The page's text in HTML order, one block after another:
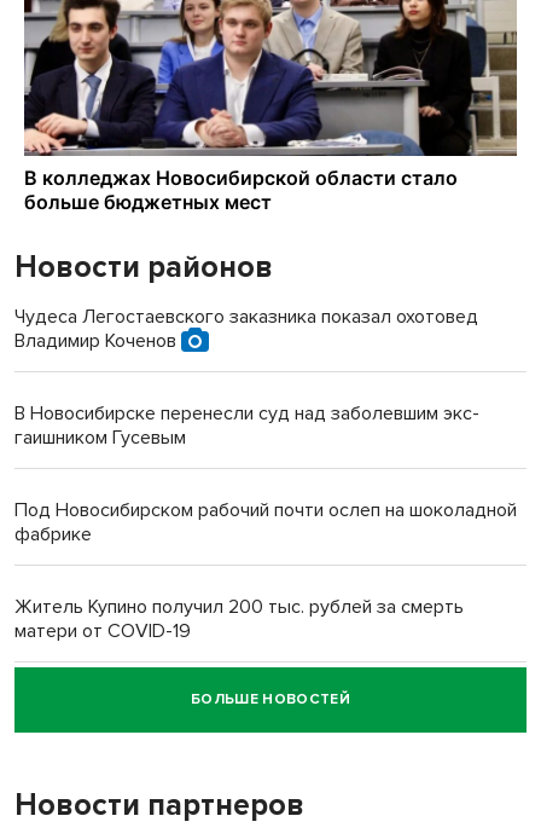
Новости районов
Чудеса Легостаевского заказника показал охотовед
Владимир Коченов
В Новосибирске перенесли суд над заболевшим экс-
гаишником Гусевым
Под Новосибирском рабочий почти ослеп на шоколадной
фабрике
Житель Купино получил 200 тыс. рублей за смерть
матери от COVID-19
Новосибирский суд наказал водителя за смерть
пенсионерки на вокзале
БОЛЬШЕ НОВОСТЕЙ
Новости партнеров